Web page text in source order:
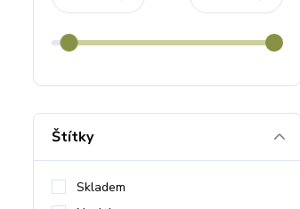
Štítky
Skladem